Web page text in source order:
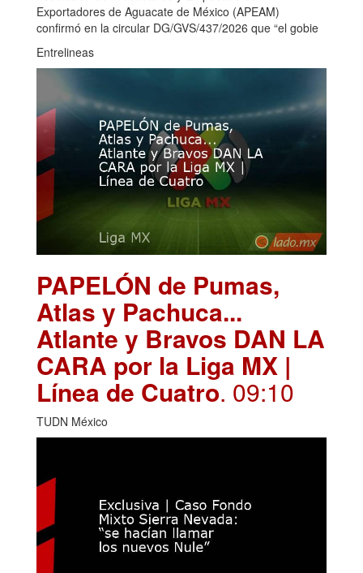
Exportadores de Aguacate de México (APEAM)
confirmó en la circular DG/GVS/437/2026 que “el gobie
Entrelineas
PAPELÓN de Pumas,
Atlas y Pachuca...
Atlante y Bravos DAN LA
CARA por la Liga MX |
Línea de Cuatro. 09:10
TUDN México